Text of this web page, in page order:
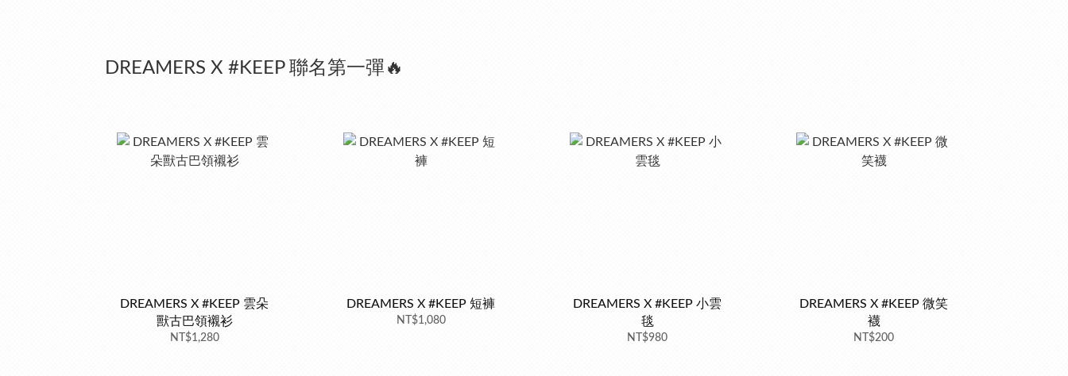
DREAMERS X #KEEP 聯名第一彈🔥
DREAMERS X #KEEP 雲朵
獸古巴領襯衫
NT$1,280
DREAMERS X #KEEP 短褲
NT$1,080
DREAMERS X #KEEP 小雲
毯
NT$980
DREAMERS X #KEEP 微笑
襪
NT$200